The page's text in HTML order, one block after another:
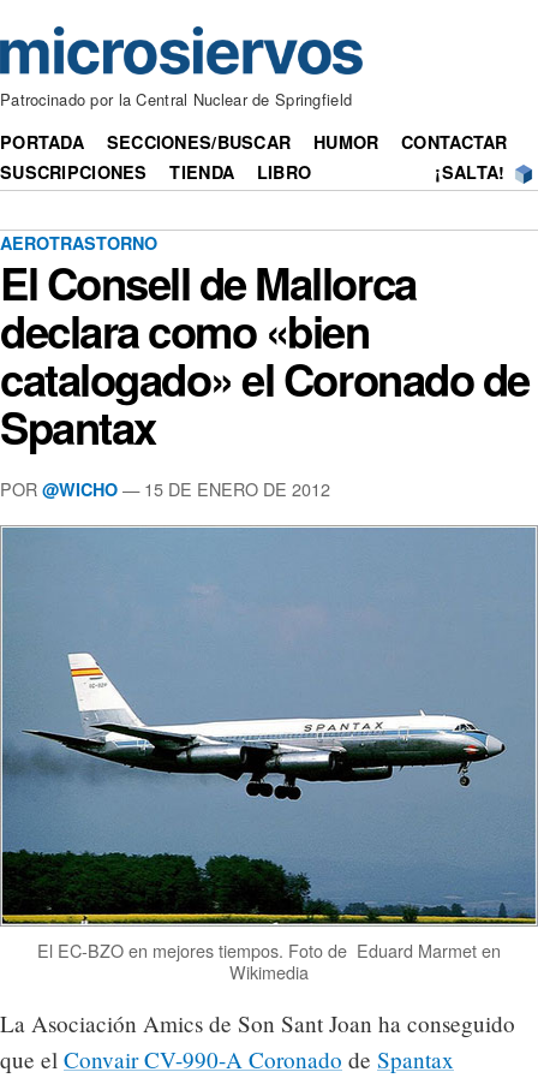
Patrocinado por la Central Nuclear de Springfield
PORTADA SECCIONES/BUSCAR HUMOR
CONTACTAR
SUSCRIPCIONES
TIENDA LIBRO ¡SALTA!
AEROTRASTORNO
El Consell de Mallorca
declara como «bien
catalogado» el Coronado de
Spantax
POR @WICHO — 15 DE ENERO DE 2012
El EC-BZO en mejores tiempos. Foto de Eduard Marmet en
Wikimedia
La Asociación Amics de Son Sant Joan ha conseguido
que el Convair CV-990-A Coronado de Spantax